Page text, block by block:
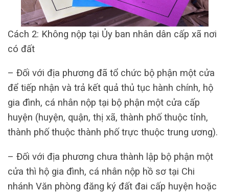
Cách 2: Không nộp tại Ủy ban nhân dân cấp xã nơi
có đất
– Đối với địa phương đã tổ chức bộ phận một cửa
để tiếp nhận và trả kết quả thủ tục hành chính, hộ
gia đình, cá nhân nộp tại bộ phận một cửa cấp
huyện (huyện, quận, thị xã, thành phố thuộc tỉnh,
thành phố thuộc thành phố trực thuộc trung ương).
– Đối với địa phương chưa thành lập bộ phận một
cửa thì hộ gia đình, cá nhân nộp hồ sơ tại Chi
nhánh Văn phòng đăng ký đất đai cấp huyện hoặc